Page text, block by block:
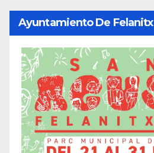
Ayuntamiento De Felanitx